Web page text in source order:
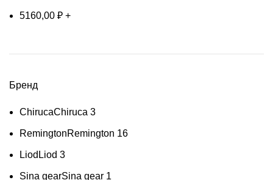
5160,00 ₽ +
Бренд
ChirucaChiruca 3
RemingtonRemington 16
Liod Liod 3
Sina gearSina gear 1